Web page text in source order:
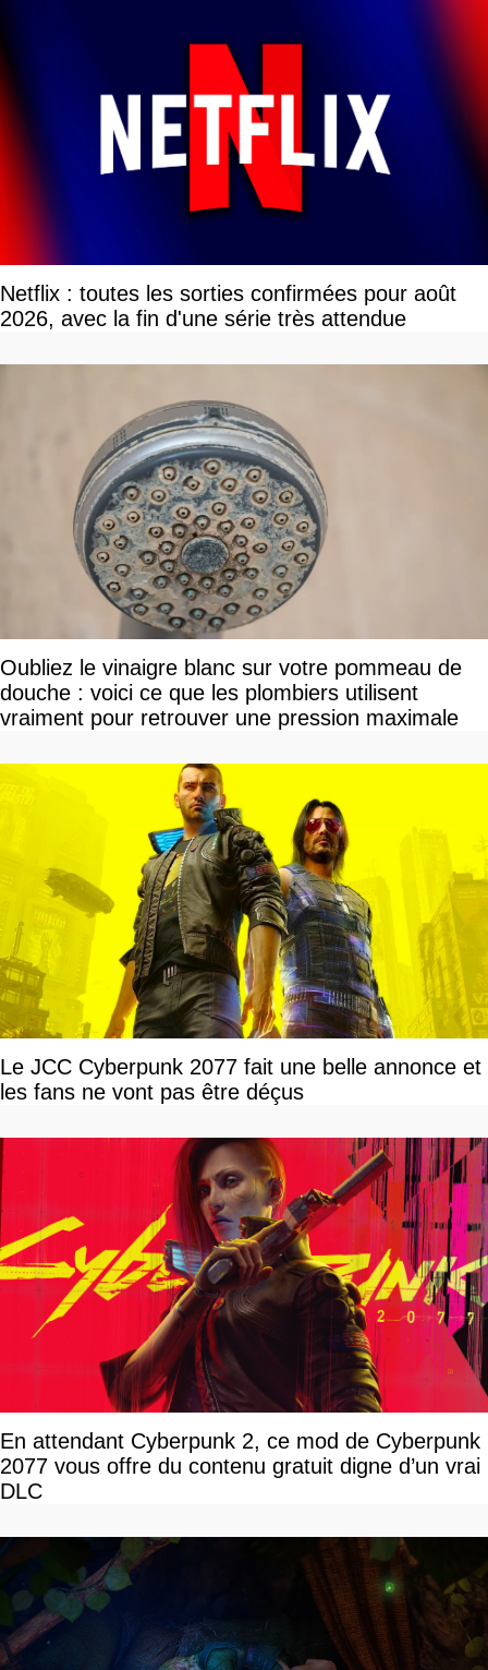
Netflix : toutes les sorties confirmées pour août
2026, avec la fin d'une série très attendue
Oubliez le vinaigre blanc sur votre pommeau de
douche : voici ce que les plombiers utilisent
vraiment pour retrouver une pression maximale
Le JCC Cyberpunk 2077 fait une belle annonce et
les fans ne vont pas être déçus
En attendant Cyberpunk 2, ce mod de Cyberpunk
2077 vous offre du contenu gratuit digne d’un vrai
DLC